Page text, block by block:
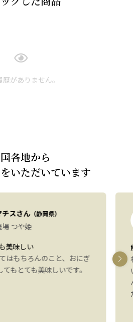
歴がありません。
各地から
いただいています
チスさん（静岡県）
場 つや姫
美味しい
はもちろんのこと、おにぎ
もとても美味しいです。